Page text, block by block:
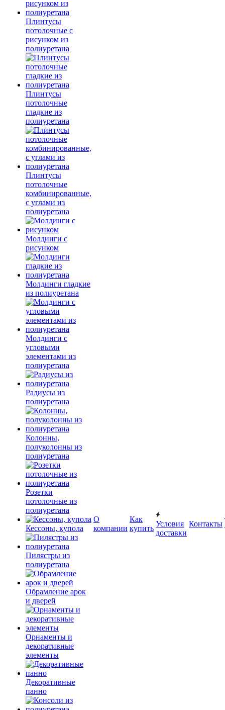
Плинтусы
потолочные с
рисунком из
полиуретана
Плинтусы
потолочные
гладкие из
полиуретана
Плинтусы
потолочные
комбинированные,
с углами из
полиуретана
Молдинги c
рисунком
Молдинги гладкие
из полиуретана
Молдинги с
угловыми
элементами из
полиуретана
Радиусы из
полиуретана
Колонны,
полуколонны из
полиуретана
Розетки
потолочные из
полиуретана
Кессоны, купола
Пилястры из
полиуретана
Обрамление арок
и дверей
Орнаменты и
декоративные
элементы
Декоративные
панно
О
компании
Как
купить
Условия
доставки
Контакты